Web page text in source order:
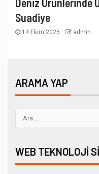
Suadiye
14 Ekim 2025 admin
ARAMA YAP
WEB TEKNOLOJI